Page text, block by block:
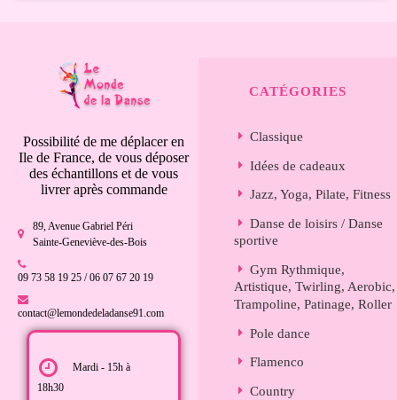
Possibilité de me déplacer en
Ile de France, de vous déposer
des échantillons et de vous
livrer après commande
89, Avenue Gabriel Péri
Sainte-Geneviève-des-Bois
09 73 58 19 25 / 06 07 67 20 19
contact@lemondedeladanse91.com
Mardi - 15h à
18h30
CATÉGORIES
Classique
Idées de cadeaux
Jazz, Yoga, Pilate, Fitness
Danse de loisirs / Danse
sportive
Gym Rythmique,
Artistique, Twirling, Aerobic,
Trampoline, Patinage, Roller
Pole dance
Flamenco
Country